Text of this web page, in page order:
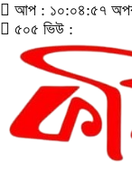
আপ : ১০:০৪:৫৭
৫০৫ ভিউ :